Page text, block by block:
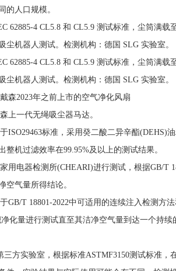
的人口规模。
4 CL5.8 和 CL5.9 测试标准，尘筒满载
尘机器人测试。检测机构：德国 SLG 实验室。
4 CL5.8 和 CL5.9 测试标准，尘筒满载
尘机器人测试。检测机构：德国 SLG 实验室。
2023年之前上市的空气净化风扇
一代无绳吸尘器马达。
标准，采用癸二酸二异辛酯(DEHS)油
整机过滤效率在99.95%及以上的测试结果。
电器检测所(CHEARI)进行测试，根据GB/T
空气量所得结论。
T 18801-2022中可适用的连续注入检测方法
化量进行测试直至其洁净空气量到达一个持
实验室，根据标准ASTMF3150测试标准，